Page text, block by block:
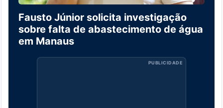
Fausto Júnior solicita investigação
sobre falta de abastecimento de água
em Manaus
PUBLICIDADE